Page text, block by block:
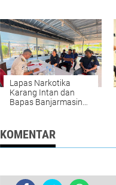
Kegiatan Tausyiah
Lapas Narkotika
Karang Intan dan
Bapas Banjarmasin
Warga Binaan
KOMENTAR